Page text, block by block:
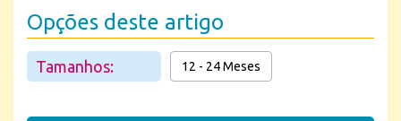
Opções deste artigo
Tamanhos: 12 - 24 Meses